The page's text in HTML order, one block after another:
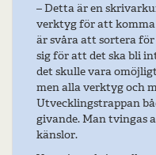
– Detta är en
verktyg för att komma
är svåra att sortera
sig för att det ska bli
det skulle vara
men alla verktyg och
Utvecklingstrappan
givande. Man tvingas
känslor.